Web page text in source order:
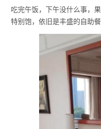
吃完午饭，下午没什么事，
特别饱，依旧是丰盛的自助